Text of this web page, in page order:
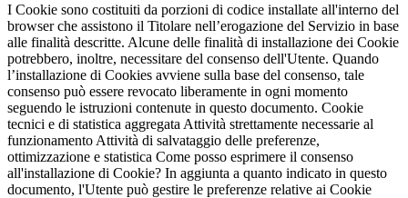
I Cookie sono costituiti da porzioni di codice installate all'interno del
browser che assistono il Titolare nell’erogazione del Servizio in base
alle finalità descritte. Alcune delle finalità di installazione dei Cookie
potrebbero, inoltre, necessitare del consenso dell'Utente. Quando
l’installazione di Cookies avviene sulla base del consenso, tale
consenso può essere revocato liberamente in ogni momento
seguendo le istruzioni contenute in questo documento. Cookie
tecnici e di statistica aggregata Attività strettamente necessarie al
funzionamento Attività di salvataggio delle preferenze,
ottimizzazione e statistica Come posso esprimere il consenso
all'installazione di Cookie? In aggiunta a quanto indicato in questo
documento, l'Utente può gestire le preferenze relative ai Cookie